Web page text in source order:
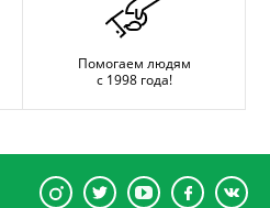
Помогаем людям
с 1998 года!